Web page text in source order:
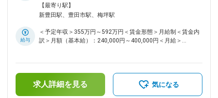
使える方は歓迎ですが、英語ができない方でも他メンバーへの
委託が可能ですのでご安心ください。 ■採用背景： 新車販売
スが難しい世の中になっています。歴史のある大手の自動車会
社は年間新車販売台数の10倍以上の車両保有のお客様がおら
重きを置く傾向が強くなっています。車両もそういう状況に備
えるべく販売後のアップデートなどを可能にする
SDV(Software Defined Vehicle)がこれからの主流となっていき
ます。 バリューチェーンビジネスの範囲は大変広く、従来の
敷地内全面禁煙変更の範囲：会社の定める事業所（リモートワ
ーク含む）
【最寄り駅】
新豊田駅、豊田市駅、梅坪駅
給与
＜予定年収＞355万円～592万円＜賃金形態＞月給制＜賃金内
訳＞月額（基本給）：240,000円～400,000円＜月給＞
ヶ月分想定年収はあくまでも目安の金額です。賃金はあくまで
も目安の金額であり、選考を通じて上下する可能性がありま
す。月給(月額)は固定手当を含めた表記です。
求人詳細を見る 気になる